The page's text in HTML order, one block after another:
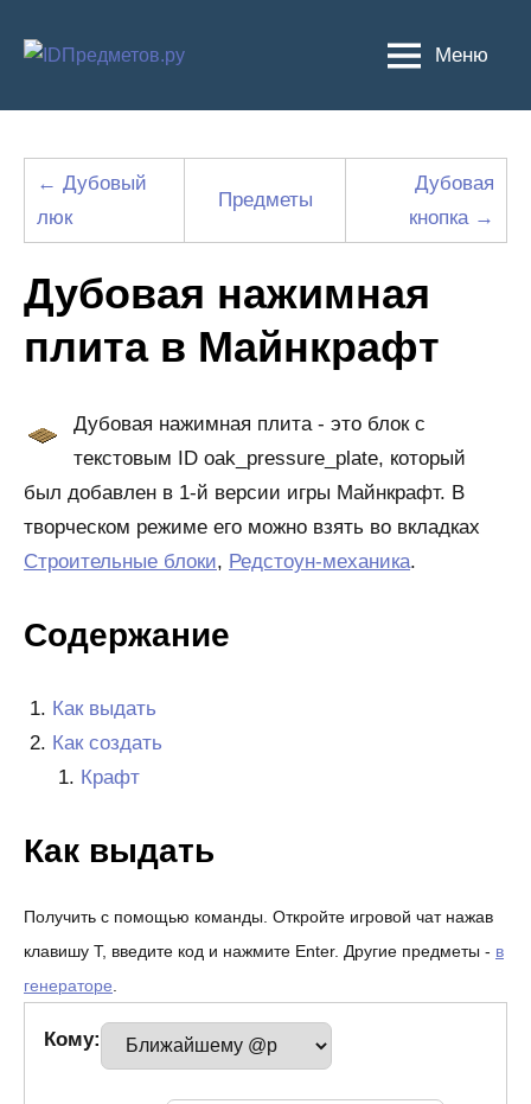
Меню
← Дубовый
люк
Предметы
Дубовая
кнопка →
Дубовая нажимная
плита в Майнкрафт
Дубовая нажимная плита - это блок с
текстовым ID oak_pressure_plate, который
был добавлен в 1-й версии игры Майнкрафт. В
творческом режиме его можно взять во вкладках
Строительные блоки, Редстоун-механика.
Содержание
Как выдать
Как создать
Крафт
Как выдать
Получить с помощью команды. Откройте игровой чат нажав
клавишу T, введите код и нажмите Enter. Другие предметы - в
генераторе.
Кому: